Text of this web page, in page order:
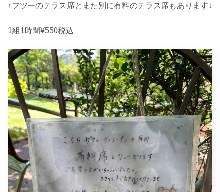
↑フツーのテラス席とまた別に有料のテラス席もあります↓
1組1時間¥550税込